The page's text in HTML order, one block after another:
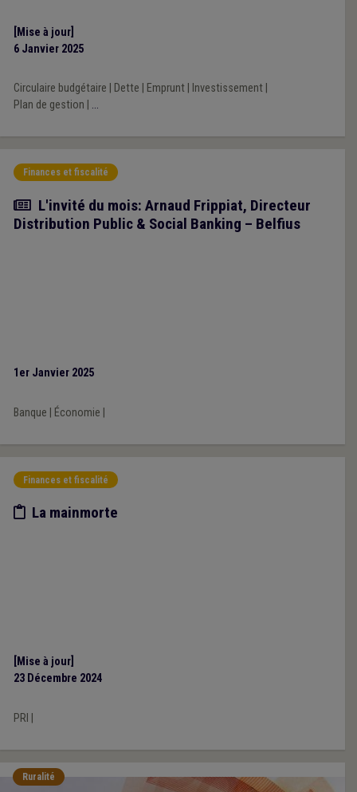
15,5 % pour les communes sous plan de gestion.
[Mise à jour]
6 Janvier 2025
Circulaire budgétaire Dette Emprunt| Investissement|
Plan de gestion
...
Finances et fiscalité
Article
L'invité du mois: Arnaud Frippiat, Directeur
Distribution Public & Social Banking – Belfius
1er Janvier 2025
Banque Économie
Finances et fiscalité
Etude/chiffres
La mainmorte
[Mise à jour]
23 Décembre 2024
PRI
Ruralité